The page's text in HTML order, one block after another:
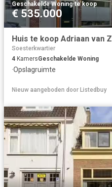
Geschakelde Woning·te koop
€ 535.000
Soesterkwartier
4 KamersGeschakelde Woning
·Opslagruimte
Nieuw aangeboden door Listedbuy